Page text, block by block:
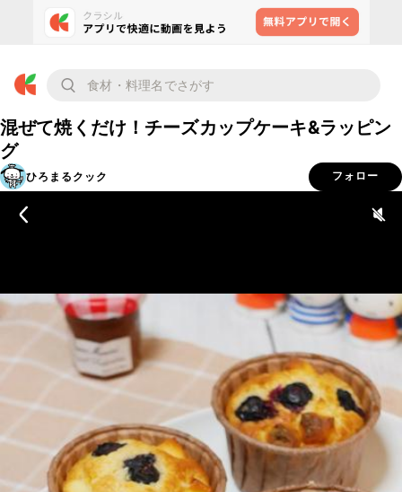
混ぜて焼くだけ！チーズカップケーキ&ラッピン
グ
ひろまるクック フォロー